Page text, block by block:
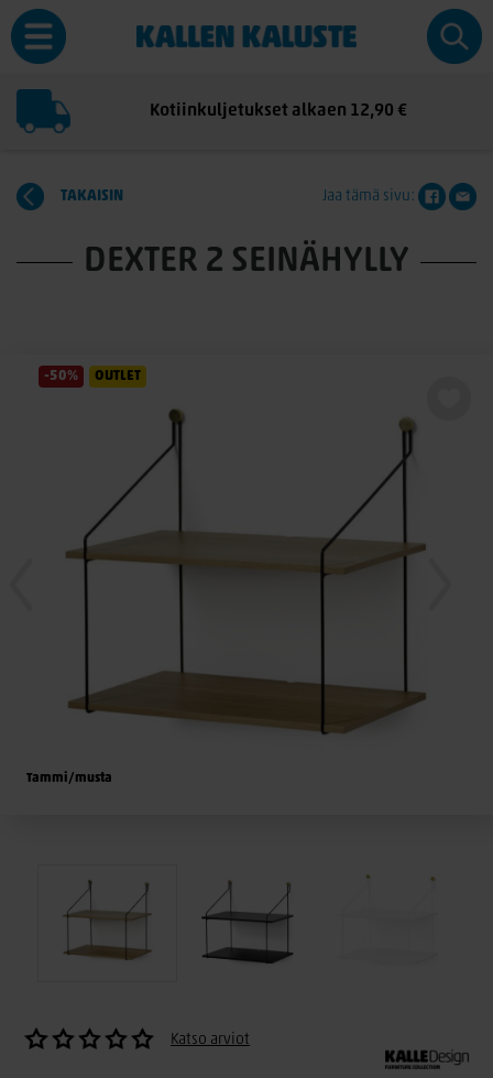
Kotiinkuljetukset alkaen 12,90 €
TAKAISIN Jaa tämä sivu:
DEXTER 2 SEINÄHYLLY
-50% OUTLET
Tammi/musta
Katso arviot